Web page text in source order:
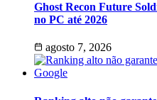
Ghost Recon Future
no PC até 2026
agosto 7, 2026